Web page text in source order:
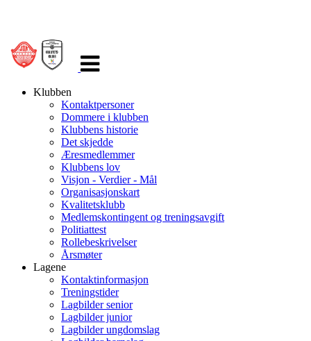
navigasjon
Klubben
Kontaktpersoner
Dommere i klubben
Klubbens historie
Det skjedde
Æresmedlemmer
Klubbens lov
Visjon - Verdier - Mål
Organisasjonskart
Kvalitetsklubb
Medlemskontingent og treningsavgift
Politiattest
Rollebeskrivelser
Årsmøter
Lagene
Kontaktinformasjon
Treningstider
Lagbilder senior
Lagbilder junior
Lagbilder ungdomslag